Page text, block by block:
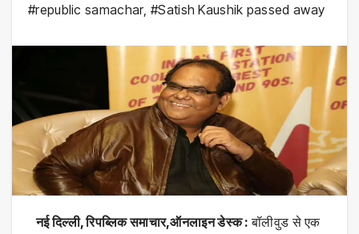
#republic samachar,#Satish Kaushik passed away
नई दिल्ली, रिपब्लिक समाचार,ऑनलाइन डेस्क :बॉलीवुड से एक